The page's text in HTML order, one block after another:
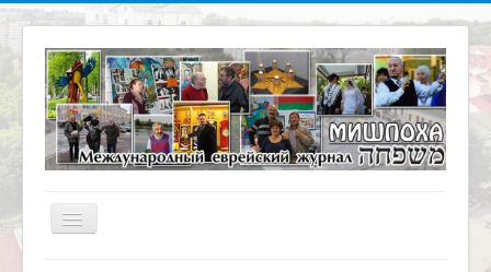
Включить/
выключить